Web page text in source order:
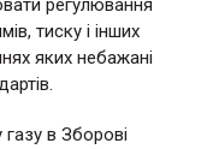
регулювання
тиску і інших
яких небажані
газу в Зборові